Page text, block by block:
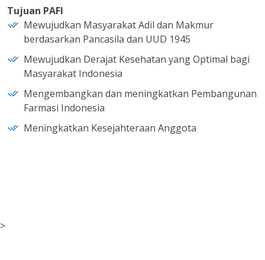
Tujuan PAFI
Mewujudkan Masyarakat Adil dan Makmur
berdasarkan Pancasila dan UUD 1945
Mewujudkan Derajat Kesehatan yang Optimal bagi
Masyarakat Indonesia
Mengembangkan dan meningkatkan Pembangunan
Farmasi Indonesia
Meningkatkan Kesejahteraan Anggota
>